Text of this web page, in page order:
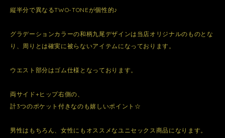
縦半分で異なるTWO-TONEが個性的♪
グラデーションカラーの和柄九尾デザインは当店オリジナルのものとな
り、周りとは確実に被らないアイテムになっております。
ウエスト部分はゴム仕様となっております。
両サイド+ヒップ右側の、
計3つのポケット付きなのも嬉しいポイント☆
男性はもちろん、女性にもオススメなユニセックス商品になります。